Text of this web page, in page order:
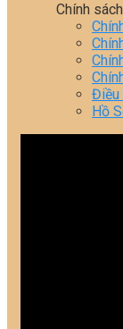
Chính sách
Điều
Hồ